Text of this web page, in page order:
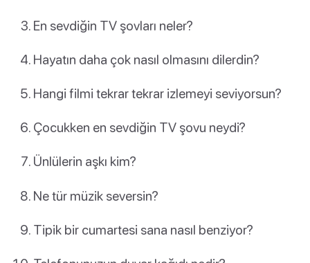
En sevdiğin TV şovları neler?
Hayatın daha çok nasıl olmasını dilerdin?
Hangi filmi tekrar tekrar izlemeyi seviyorsun?
Çocukken en sevdiğin TV şovu neydi?
Ünlülerin aşkı kim?
Ne tür müzik seversin?
Tipik bir cumartesi sana nasıl benziyor?